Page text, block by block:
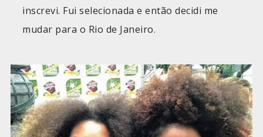
inscrevi. Fui selecionada e então decidi me
mudar para o Rio de Janeiro.